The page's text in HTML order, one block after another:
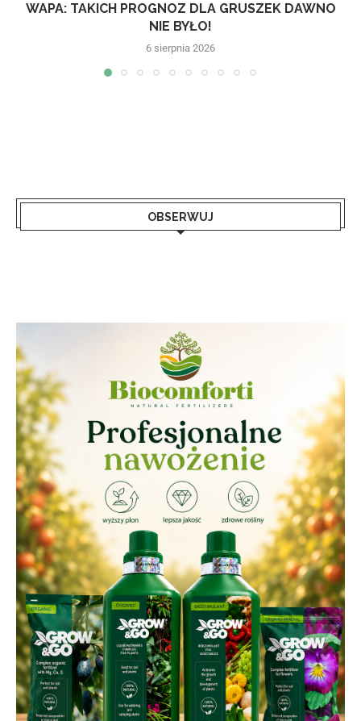
WAPA: TAKICH PROGNOZ DLA GRUSZEK DAWNO
NIE BYŁO!
6 sierpnia 2026
OBSERWUJ